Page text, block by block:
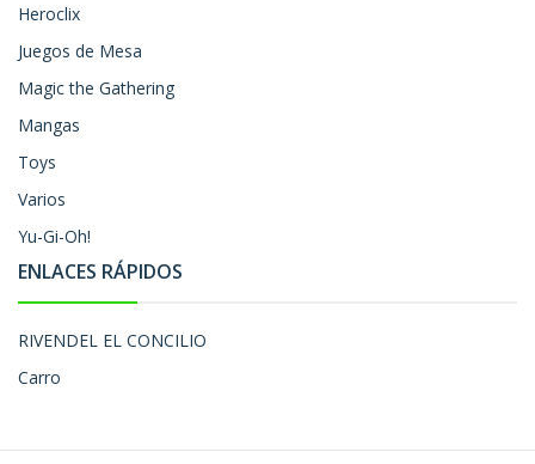
Heroclix
Juegos de Mesa
Magic the Gathering
Mangas
Toys
Varios
Yu-Gi-Oh!
ENLACES RÁPIDOS
RIVENDEL EL CONCILIO
Carro